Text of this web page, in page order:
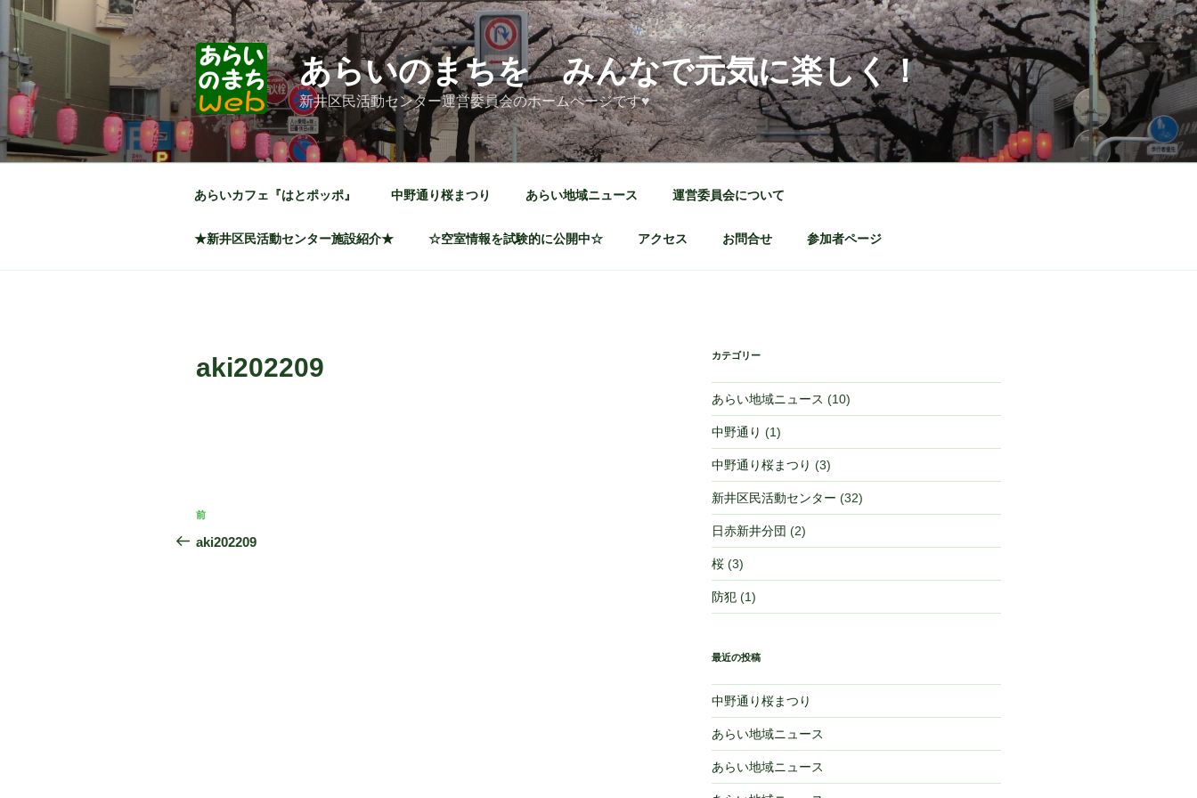
コ
テ
ン
ツ
ス
キ
あらいのまちを みんなで元気に楽しく！
新井区民活動センター運営委員会のホームページです♥
あらいカフェ『はとポッポ』 中野通り桜まつり あらい地域ニュース 運営委員会について
★新井区民活動センター施設紹介★ ☆空室情報を試験的に公開中☆ アクセス お問合せ 参加者ページ
aki202209
投
稿
前
の
前
aki202209
カテゴリー
あらい地域ニュース (10)
中野通り (1)
中野通り桜まつり (3)
新井区民活動センター (32)
日赤新井分団 (2)
桜(3)
防犯(1)
最近の投稿
中野通り桜まつり
あらい地域ニュース
あらい地域ニュース